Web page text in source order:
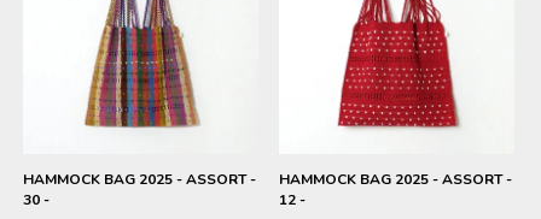
HAMMOCK BAG 2025 - ASSORT -
30 -
HAMMOCK BAG 2025 - ASSORT -
12 -